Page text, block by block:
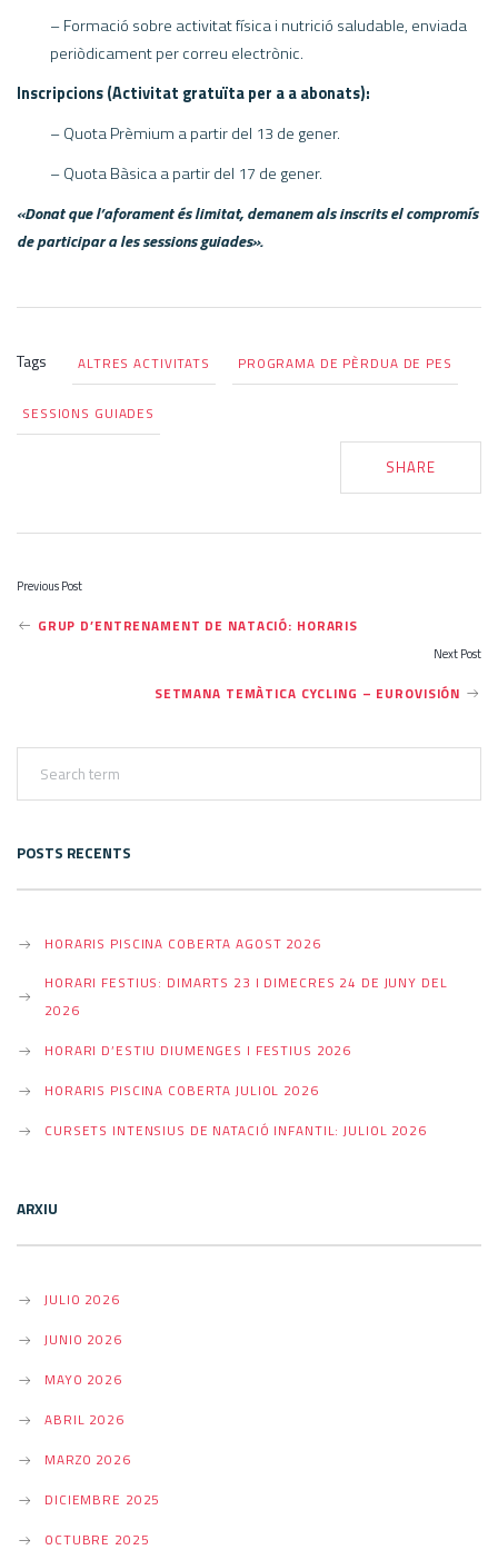
– Formació sobre activitat física i nutrició saludable, enviada
periòdicament per correu electrònic.
Inscripcions (Activitat gratuïta per a a abonats):
– Quota Prèmium a partir del 13 de gener.
– Quota Bàsica a partir del 17 de gener.
«Donat que l’aforament és limitat, demanem als inscrits el compromís
de participar a les sessions guiades».
Tags ALTRES ACTIVITATS PROGRAMA DE PÈRDUA DE PES
SESSIONS GUIADES
SHARE
P
T
N
A
V
A
T
I
Previous Post
GRUP D’ENTRENAMENT DE NATACIÓ: HORARIS
Next Post
SETMANA TEMÀTICA CYCLING – EUROVISIÓN
POSTS RECENTS
HORARIS PISCINA COBERTA AGOST 2026
HORARI FESTIUS: DIMARTS 23 I DIMECRES 24 DE JUNY DEL
2026
HORARI D’ESTIU DIUMENGES I FESTIUS 2026
HORARIS PISCINA COBERTA JULIOL 2026
CURSETS INTENSIUS DE NATACIÓ INFANTIL: JULIOL 2026
ARXIU
JULIO 2026
JUNIO 2026
MAYO 2026
ABRIL 2026
MARZO 2026
DICIEMBRE 2025
OCTUBRE 2025